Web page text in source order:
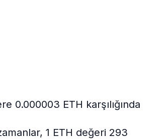
0.000003 ETH karşılığında
1 ETH değeri 293